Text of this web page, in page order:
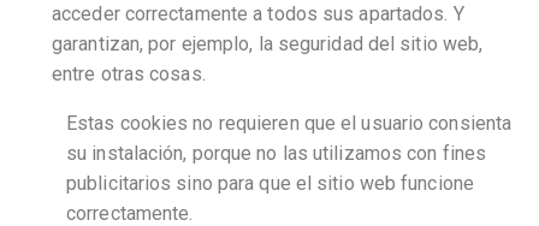
acceder correctamente a todos sus apartados. Y
garantizan, por ejemplo, la seguridad del sitio web,
entre otras cosas.
Estas cookies no requieren que el usuario consienta
su instalación, porque no las utilizamos con fines
publicitarios sino para que el sitio web funcione
correctamente.